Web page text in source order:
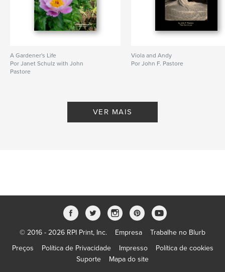
A Gardener's Life
Por Janet Schulz with John
Pastore
Viola and Andy
Por John F. Pastore
VER MAIS
© 2016 - 2026 RPI Print, Inc. Empresa
Trabalhe no Blurb
Preços
Política de Privacidade Impresso
Política de cookies
Suporte
Mapa do site